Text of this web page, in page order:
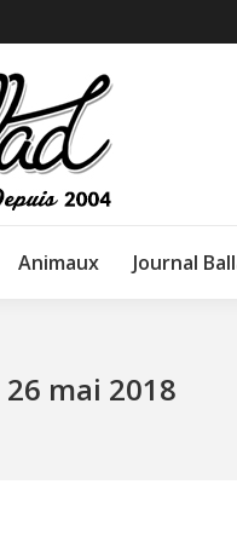
Animaux Journal
26 mai 2018